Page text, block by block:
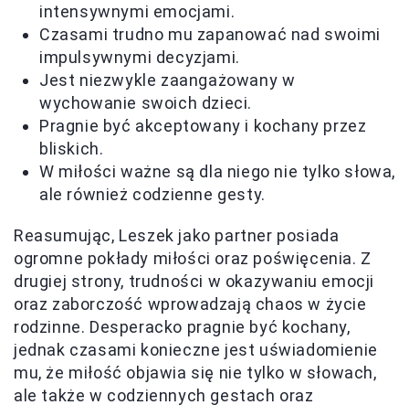
intensywnymi emocjami.
Czasami trudno mu zapanować nad swoimi
impulsywnymi decyzjami.
Jest niezwykle zaangażowany w
wychowanie swoich dzieci.
Pragnie być akceptowany i kochany przez
bliskich.
W miłości ważne są dla niego nie tylko słowa,
ale również codzienne gesty.
Reasumując, Leszek jako partner posiada
ogromne pokłady miłości oraz poświęcenia. Z
drugiej strony, trudności w okazywaniu emocji
oraz zaborczość wprowadzają chaos w życie
rodzinne. Desperacko pragnie być kochany,
jednak czasami konieczne jest uświadomienie
mu, że miłość objawia się nie tylko w słowach,
ale także w codziennych gestach oraz